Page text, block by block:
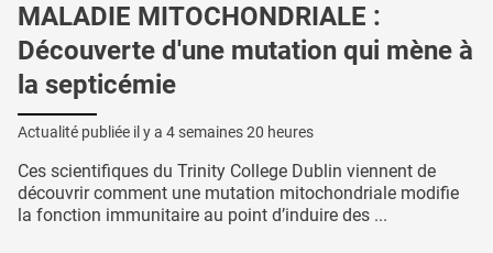
MALADIE MITOCHONDRIALE :
Découverte d'une mutation qui mène à
la septicémie
Actualité publiée il y a 4 semaines 20 heures
Ces scientifiques du Trinity College Dublin viennent de
découvrir comment une mutation mitochondriale modifie
la fonction immunitaire au point d’induire des ...